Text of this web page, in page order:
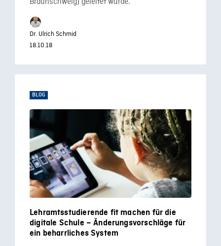
Dr. Ulrich Schmid
18.10.18
BLOG
Lehramtsstudierende fit machen für die
digitale Schule – Änderungsvorschläge für
ein beharrliches System